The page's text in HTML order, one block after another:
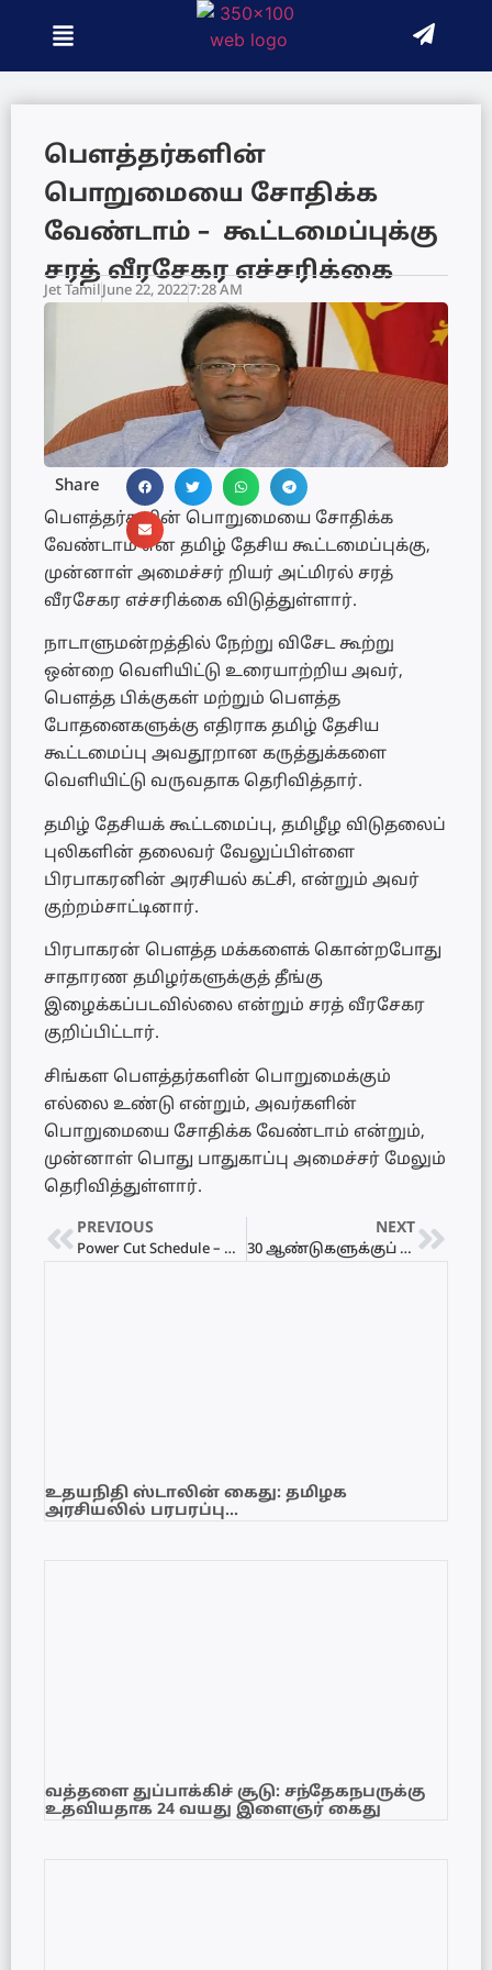
பௌத்தர்களின்
பொறுமையை சோதிக்க
வேண்டாம் – கூட்டமைப்புக்கு
சரத் வீரசேகர எச்சரிக்கை
Jet Tamil June 22, 20227:28 AM
Share
பௌத்தர்களின் பொறுமையை சோதிக்க
வேண்டாம் என தமிழ் தேசிய கூட்டமைப்புக்கு,
முன்னாள் அமைச்சர் றியர் அட்மிரல் சரத்
வீரசேகர எச்சரிக்கை விடுத்துள்ளார்.
நாடாளுமன்றத்தில் நேற்று விசேட கூற்று
ஒன்றை வெளியிட்டு உரையாற்றிய அவர்,
பௌத்த பிக்குகள் மற்றும் பௌத்த
போதனைகளுக்கு எதிராக தமிழ் தேசிய
கூட்டமைப்பு அவதூறான கருத்துக்களை
வெளியிட்டு வருவதாக தெரிவித்தார்.
தமிழ் தேசியக் கூட்டமைப்பு, தமிழீழ விடுதலைப்
புலிகளின் தலைவர் வேலுப்பிள்ளை
பிரபாகரனின் அரசியல் கட்சி, என்றும் அவர்
குற்றம்சாட்டினார்.
பிரபாகரன் பௌத்த மக்களைக் கொன்றபோது
சாதாரண தமிழர்களுக்குத் தீங்கு
இழைக்கப்படவில்லை என்றும் சரத் வீரசேகர
குறிப்பிட்டார்.
சிங்கள பௌத்தர்களின் பொறுமைக்கும்
எல்லை உண்டு என்றும், அவர்களின்
பொறுமையை சோதிக்க வேண்டாம் என்றும்,
முன்னாள் பொது பாதுகாப்பு அமைச்சர் மேலும்
தெரிவித்துள்ளார்.
PREVIOUS
Power Cut Schedule – மின்வெட்டு அட்டவணை 22.06.2022
NEXT
30 ஆண்டுகளுக்குப் பின்னர் அவுஸ்ரேலிய அணிக்கு எதிரான தொடரைக் கைப்பற்றியது இலங்கை அணி
உதயநிதி ஸ்டாலின் கைது: தமிழக
அரசியலில் பரபரப்பு…
வத்தளை துப்பாக்கிச் சூடு: சந்தேகநபருக்கு
உதவியதாக 24 வயது இளைஞர் கைது